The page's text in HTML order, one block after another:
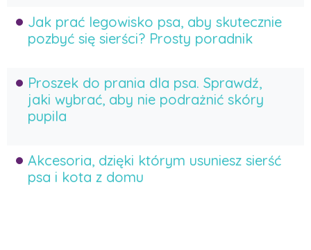
Jak prać legowisko psa, aby skutecznie
pozbyć się sierści? Prosty poradnik
Proszek do prania dla psa. Sprawdź,
jaki wybrać, aby nie podrażnić skóry
pupila
Akcesoria, dzięki którym usuniesz sierść
psa i kota z domu